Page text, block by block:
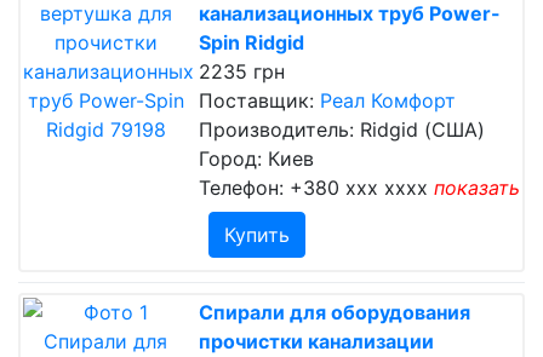
канализационных труб Power-
Spin Ridgid
2235 грн
Поставщик: Реал Комфорт
Производитель: Ridgid (США)
Город: Киев
Телефон: +380 xxx xxxx показать
Купить
Спирали для оборудования
прочистки канализации